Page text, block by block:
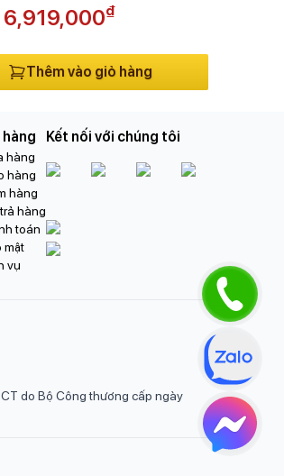
6,919,000₫
Thêm vào giỏ hàng
hàng
hàng
hàng
hàng
toán
mật
vụ
Kết nối với chúng tôi
do Bộ Công thương cấp ngày